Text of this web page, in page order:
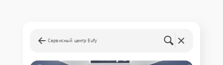
Сервисный центр Eufy